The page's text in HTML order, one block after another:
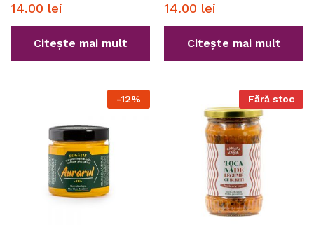
14.00 lei
Citește mai mult
14.00 lei
Citește mai mult
-12% Fără stoc